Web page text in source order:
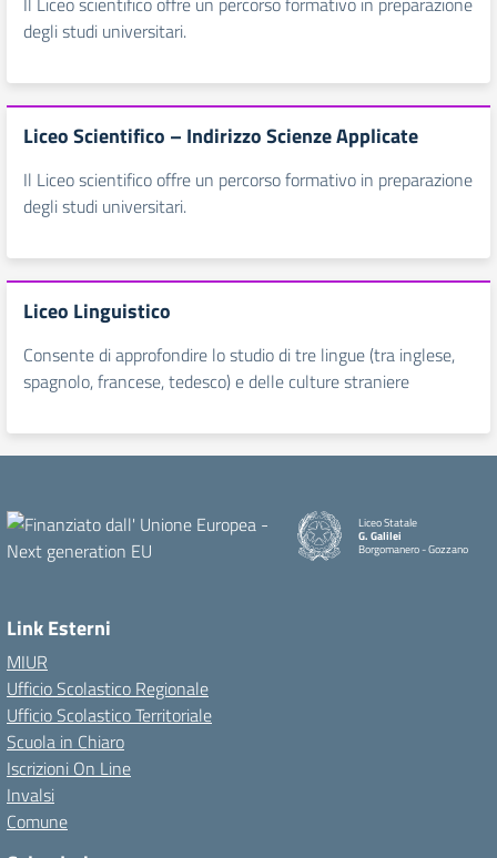
degli studi universitari.
Liceo Scientifico – Indirizzo Scienze Applicate
Il Liceo scientifico offre un percorso formativo in preparazione
degli studi universitari.
Liceo Linguistico
Consente di approfondire lo studio di tre lingue (tra inglese,
spagnolo, francese, tedesco) e delle culture straniere
Liceo Statale
G. Galilei
Borgomanero - Gozzano
Link Esterni
MIUR
Ufficio Scolastico Regionale
Ufficio Scolastico Territoriale
Scuola in Chiaro
Iscrizioni On Line
Invalsi
Comune